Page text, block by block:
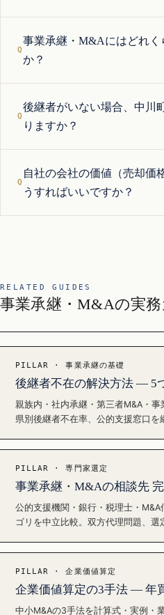
事業承継・M&Aにはどれく
か？
後継者がいない場合、中川
りますか？
自社の会社の価値（売却価
うすればいいですか？
RELATED GUIDES
事業承継・M&Aの実務
PILLAR · 事業承継の基礎
後継者不在の解決方法 — 5
親族内・社内承継・第三者M&A・
県別後継者不在率、公的支援窓口を
PILLAR · 専門家選定
事業承継・M&Aの相談先
公的支援機関・銀行・税理士・
ゴリを中立比較。双方代理問題、選
PILLAR · 企業価値算定
企業価値算定の3手法 — 年
中小M&Aの3手法を計算式・実例・